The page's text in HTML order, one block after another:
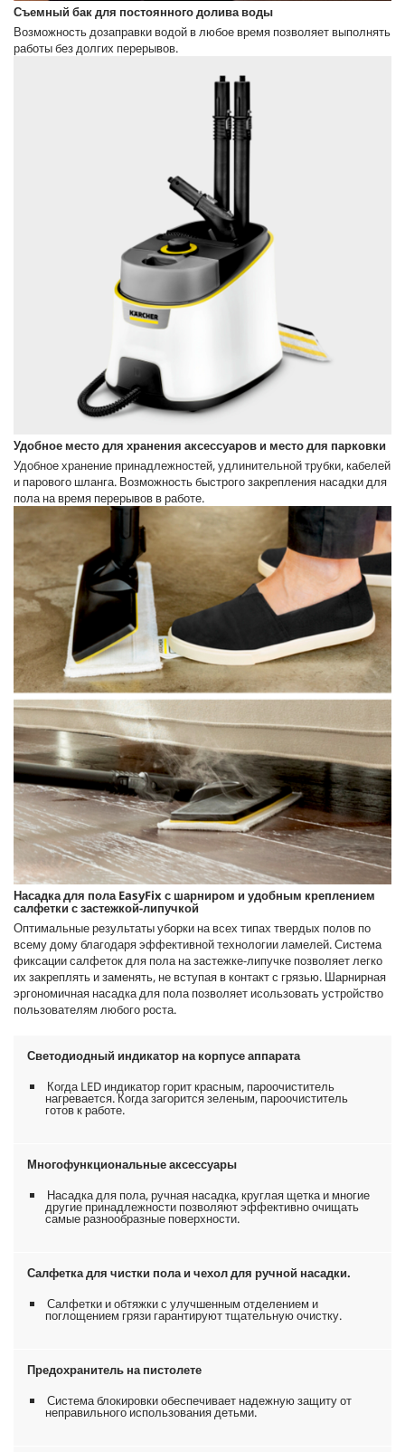
Съемный бак для постоянного долива воды
Возможность дозаправки водой в любое время позволяет выполнять
работы без долгих перерывов.
Удобное место для хранения аксессуаров и место для парковки
Удобное хранение принадлежностей, удлинительной трубки, кабелей
и парового шланга. Возможность быстрого закрепления насадки для
пола на время перерывов в работе.
Насадка для полаEasyFixс шарниром и удобным креплением
салфетки с застежкой-липучкой
Оптимальные результаты уборки на всех типах твердых полов по
всему дому благодаря эффективной технологии ламелей. Система
фиксации салфеток для пола на застежке-липучке позволяет легко
их закреплять и заменять, не вступая в контакт с грязью. Шарнирная
эргономичная насадка для пола позволяет исользовать устройство
пользователям любого роста.
Светодиодный индикатор на корпусе аппарата
Когда LED индикатор горит красным, пароочиститель
нагревается. Когда загорится зеленым, пароочиститель
готов к работе.
Многофункциональные аксессуары
Насадка для пола, ручная насадка, круглая щетка и многие
другие принадлежности позволяют эффективно очищать
самые разнообразные поверхности.
Салфетка для чистки пола и чехол для ручной насадки.
Салфетки и обтяжки с улучшенным отделением и
поглощением грязи гарантируют тщательную очистку.
Предохранитель на пистолете
Система блокировки обеспечивает надежную защиту от
неправильного использования детьми.